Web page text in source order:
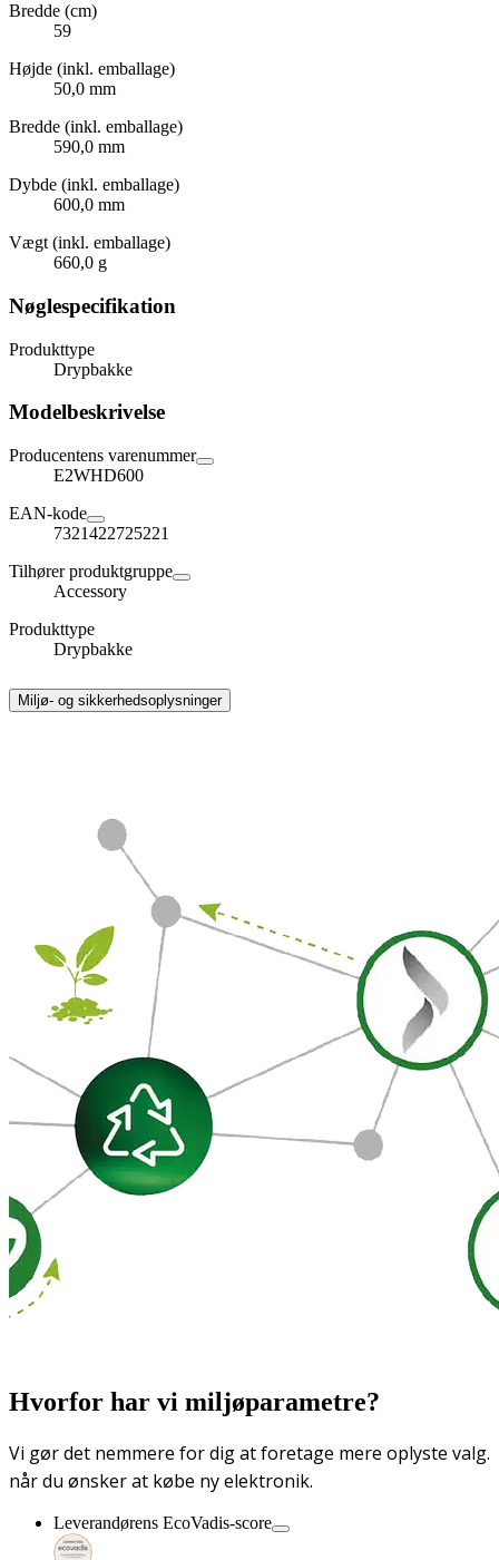
Bredde (cm)
59
Højde (inkl. emballage)
50,0 mm
Bredde (inkl. emballage)
590,0 mm
Dybde (inkl. emballage)
600,0 mm
Vægt (inkl. emballage)
660,0 g
Nøglespecifikation
Produkttype
Drypbakke
Modelbeskrivelse
Producentens varenummer
E2WHD600
EAN-kode
7321422725221
Tilhører produktgruppe
Accessory
Produkttype
Drypbakke
Miljø- og sikkerhedsoplysninger
Hvorfor har vi miljøparametre?
Vi gør det nemmere for dig at foretage mere oplyste valg.
når du ønsker at købe ny elektronik.
Leverandørens EcoVadis-score